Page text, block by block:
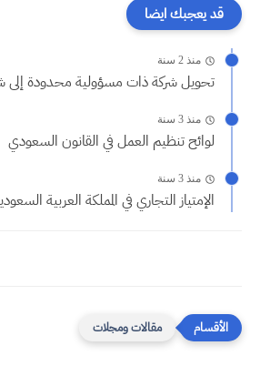
قد يعجبك ايضا
منذ 2 سنة
تحويل شركة ذات مسؤولية محدودة
منذ 3 سنة
لوائح تنظيم العمل في القانون السعودي
منذ 3 سنة
الإمتياز التجاري في المملكة العربية
مقالات ومجلات